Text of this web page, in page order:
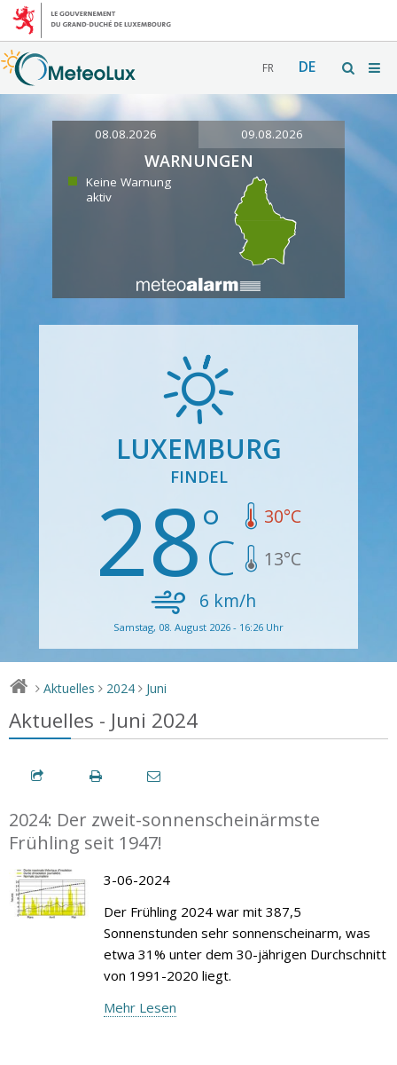
FR DE
08.08.2026 09.08.2026
WARNUNGEN
Keine Warnung
aktiv
LUXEMBURG
FINDEL
28 30°C
13°C
6 km/h
Samstag, 08. August 2026 - 16:26 Uhr
> Aktuelles > 2024 > Juni
Aktuelles - Juni 2024
2024: Der zweit-sonnenscheinärmste
Frühling seit 1947!
3-06-2024
Der Frühling 2024 war mit 387,5
Sonnenstunden sehr sonnenscheinarm, was
etwa 31% unter dem 30-jährigen Durchschnitt
von 1991-2020 liegt.
Mehr Lesen